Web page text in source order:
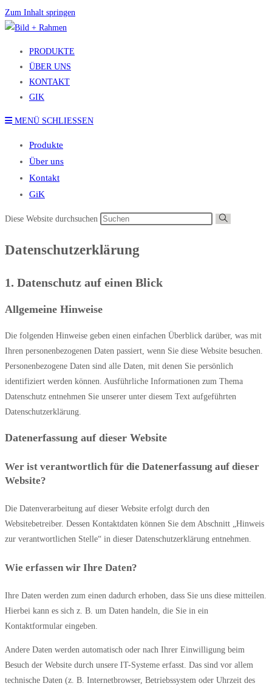
Zum Inhalt springen
PRODUKTE
ÜBER UNS
KONTAKT
GIK
MENÜ SCHLIESSEN
Produkte
Über uns
Kontakt
GiK
Diese Website durchsuchen
Datenschutz­erklärung
1. Datenschutz auf einen Blick
Allgemeine Hinweise
Die folgenden Hinweise geben einen einfachen Überblick darüber, was mit
Ihren personenbezogenen Daten passiert, wenn Sie diese Website besuchen.
Personenbezogene Daten sind alle Daten, mit denen Sie persönlich
identifiziert werden können. Ausführliche Informationen zum Thema
Datenschutz entnehmen Sie unserer unter diesem Text aufgeführten
Datenschutzerklärung.
Datenerfassung auf dieser Website
Wer ist verantwortlich für die Datenerfassung auf dieser
Website?
Die Datenverarbeitung auf dieser Website erfolgt durch den
Websitebetreiber. Dessen Kontaktdaten können Sie dem Abschnitt „Hinweis
zur verantwortlichen Stelle“ in dieser Datenschutzerklärung entnehmen.
Wie erfassen wir Ihre Daten?
Ihre Daten werden zum einen dadurch erhoben, dass Sie uns diese mitteilen.
Hierbei kann es sich z. B. um Daten handeln, die Sie in ein
Kontaktformular eingeben.
Andere Daten werden automatisch oder nach Ihrer Einwilligung beim
Besuch der Website durch unsere IT-Systeme erfasst. Das sind vor allem
technische Daten (z. B. Internetbrowser, Betriebssystem oder Uhrzeit des